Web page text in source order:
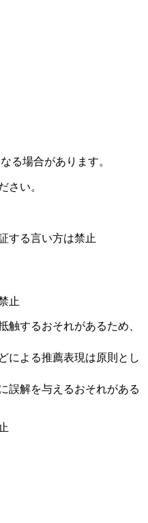
る場合があります。
さい。
する言い方は禁止
止
するおそれがあるため、
による推薦表現は原則とし
誤解を与えるおそれがある